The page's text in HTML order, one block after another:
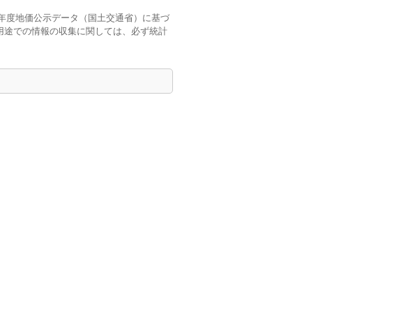
度地価公示データ（国土交通省）に基づ
での情報の収集に関しては、必ず統計